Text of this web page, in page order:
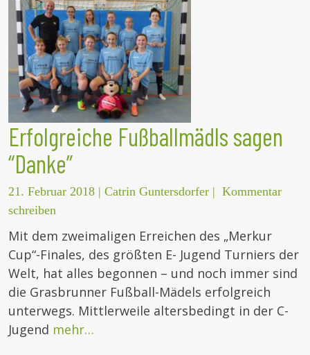
Erfolgreiche Fußballmädls sagen
“Danke”
21. Februar 2018 | Catrin Guntersdorfer | Kommentar
schreiben
Mit dem zweimaligen Erreichen des „Merkur
Cup“-Finales, des größten E- Jugend Turniers der
Welt, hat alles begonnen – und noch immer sind
die Grasbrunner Fußball-Mädels erfolgreich
unterwegs. Mittlerweile altersbedingt in der C-
Jugend mehr…